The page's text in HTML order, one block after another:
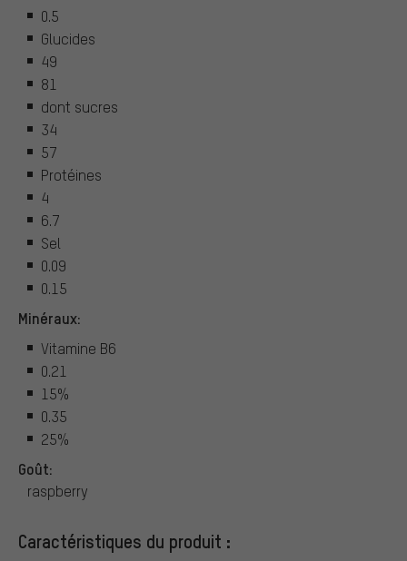
0.5
Glucides
49
81
dont sucres
34
57
Protéines
4
6.7
Sel
0.09
0.15
Minéraux:
Vitamine B6
0.21
15%
0.35
25%
Goût:
raspberry
Caractéristiques du produit :